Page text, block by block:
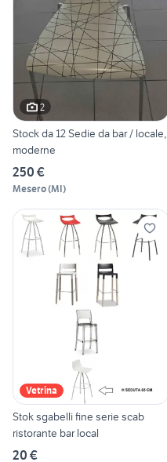
2
Stock da 12 Sedie da bar / locale,
moderne
250 €
Mesero(MI)
Vetrina
Stok sgabelli fine serie scab
ristorante bar local
20 €